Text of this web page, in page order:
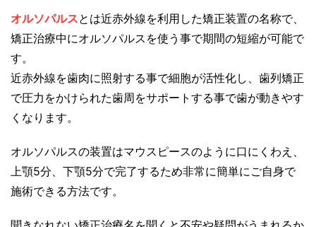
オルソパルスとは近赤外線を利用した矯正装置の名称で、
矯正治療中にオルソパルスを使う事で期間の短縮が可能で
す。
近赤外線を歯肉に照射する事で細胞が活性化し、歯列矯正
で圧力をかけられた歯周をサポートする事で歯が動きやす
くなります。
オルソパルスの装置はマウスピースのように口にくわえ、
上顎5分、下顎5分で完了するため非常に簡単にご自身で
施術できる方法です。